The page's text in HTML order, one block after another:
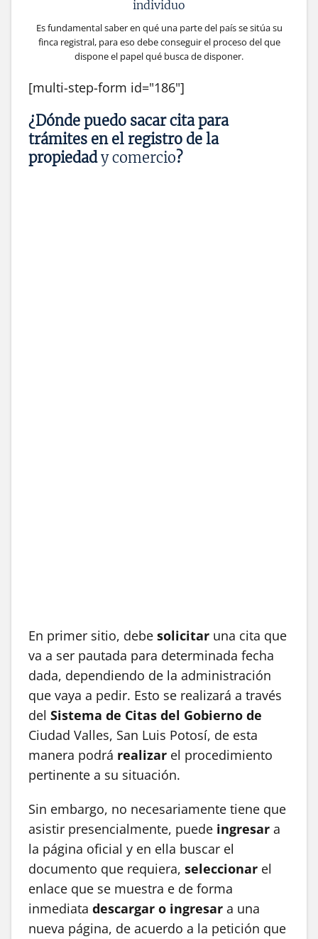
individuo
Es fundamental saber en qué una parte del país se sitúa su
finca registral, para eso debe conseguir el proceso del que
dispone el papel qué busca de disponer.
[multi-step-form id="186"]
¿Dónde puedo sacar cita para
trámites en el registro de la
propiedady comercio?
En primer sitio, debe solicitar una cita que
va a ser pautada para determinada fecha
dada, dependiendo de la administración
que vaya a pedir. Esto se realizará a través
del Sistema de Citas del Gobierno de
Ciudad Valles, San Luis Potosí, de esta
manera podrá realizar el procedimiento
pertinente a su situación.
Sin embargo, no necesariamente tiene que
asistir presencialmente, puede ingresar a
la página oficial y en ella buscar el
documento que requiera, seleccionar el
enlace que se muestra e de forma
inmediata descargar o ingresar a una
nueva página, de acuerdo a la petición que